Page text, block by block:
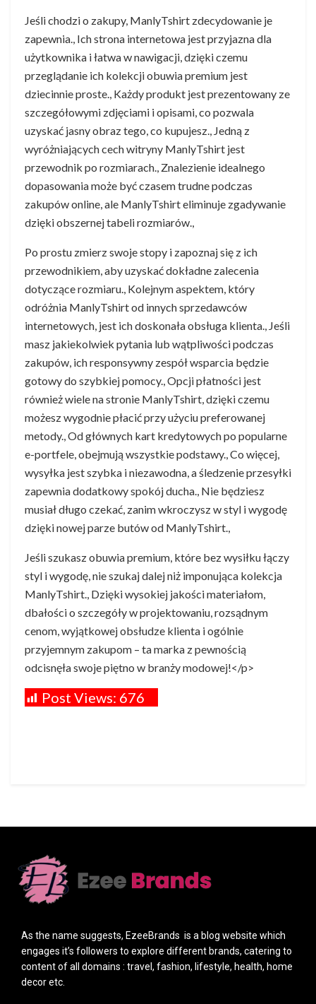
Jeśli chodzi o zakupy, ManlyTshirt zdecydowanie je
zapewnia., Ich strona internetowa jest przyjazna dla
użytkownika i łatwa w nawigacji, dzięki czemu
przeglądanie ich kolekcji obuwia premium jest
dziecinnie proste., Każdy produkt jest prezentowany ze
szczegółowymi zdjęciami i opisami, co pozwala
uzyskać jasny obraz tego, co kupujesz., Jedną z
wyróżniających cech witryny ManlyTshirt jest
przewodnik po rozmiarach., Znalezienie idealnego
dopasowania może być czasem trudne podczas
zakupów online, ale ManlyTshirt eliminuje zgadywanie
dzięki obszernej tabeli rozmiarów.,
Po prostu zmierz swoje stopy i zapoznaj się z ich
przewodnikiem, aby uzyskać dokładne zalecenia
dotyczące rozmiaru., Kolejnym aspektem, który
odróżnia ManlyTshirt od innych sprzedawców
internetowych, jest ich doskonała obsługa klienta., Jeśli
masz jakiekolwiek pytania lub wątpliwości podczas
zakupów, ich responsywny zespół wsparcia będzie
gotowy do szybkiej pomocy., Opcji płatności jest
również wiele na stronie ManlyTshirt, dzięki czemu
możesz wygodnie płacić przy użyciu preferowanej
metody., Od głównych kart kredytowych po popularne
e-portfele, obejmują wszystkie podstawy., Co więcej,
wysyłka jest szybka i niezawodna, a śledzenie przesyłki
zapewnia dodatkowy spokój ducha., Nie będziesz
musiał długo czekać, zanim wkroczysz w styl i wygodę
dzięki nowej parze butów od ManlyTshirt.,
Jeśli szukasz obuwia premium, które bez wysiłku łączy
styl i wygodę, nie szukaj dalej niż imponująca kolekcja
ManlyTshirt., Dzięki wysokiej jakości materiałom,
dbałości o szczegóły w projektowaniu, rozsądnym
cenom, wyjątkowej obsłudze klienta i ogólnie
przyjemnym zakupom – ta marka z pewnością
odcisnęła swoje piętno w branży modowej!</p>
Post Views: 676
As the name suggests, EzeeBrands is a blog website which
engages it’s followers to explore different brands, catering to
content of all domains : travel, fashion, lifestyle, health, home
decor etc.